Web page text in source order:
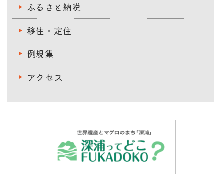
ふるさと納税
移住・定住
例規集
アクセス